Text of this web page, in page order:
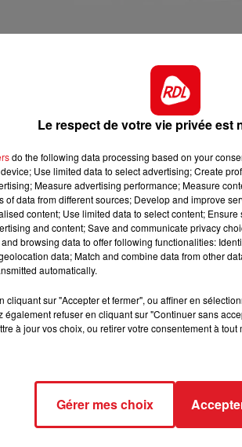
7h00 - 10h00
DEBOUT C'EST L'HEURE
le Pays de Saint-Omer.
qui ont encore besoin d'être
de recensement pour inciter à se
plus de 65 ans va prochainement
la CAPSO qui ont encore besoin
Les questionnaires devront
de rendez-vous. La démarche,
et dans canton d’Aire sur la Lys.
Le respect de votre vie privée est
do the following data processing based on your
Use limited data to select advertising; Create
Measure advertising performance; Measure
of data from different sources; Develop and improve
content; Use limited data to select content;
and content; Save and communicate privacy
browsing data to offer following functionalities:
data; Match and combine data from other
automatically.
cliquant sur "Accepter et fermer", ou affiner en
également refuser en cliquant sur "Continuer sans
à jour vos choix, ou retirer votre consentement à
Gérer mes choix